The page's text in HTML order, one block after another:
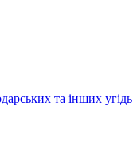
та інших угідь